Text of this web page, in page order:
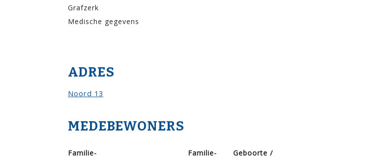
Grafzerk
Medische gegevens
ADRES
Noord 13
MEDEBEWONERS
Familie­
Familie­
Geboorte /